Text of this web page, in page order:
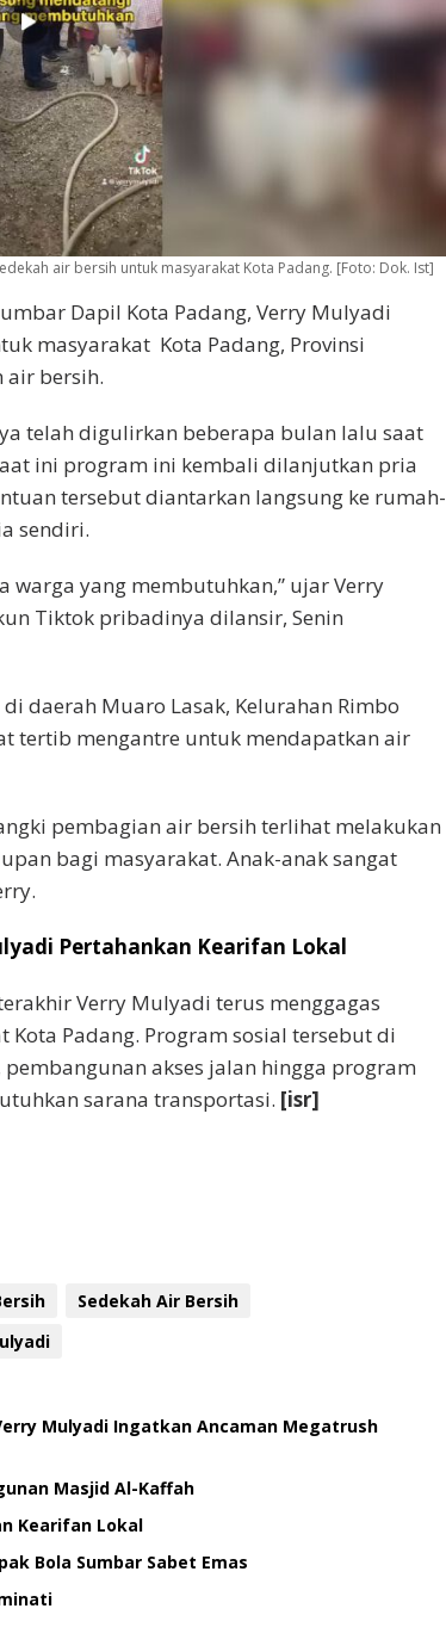
air bersih untuk masyarakat Kota Padang. [Foto: Dok. Ist]
Dapil Kota Padang, Verry Mulyadi
masyarakat Kota Padang, Provinsi
air bersih.
telah digulirkan beberapa bulan lalu saat
ini program ini kembali dilanjutkan pria
tersebut diantarkan langsung ke rumah-
sendiri.
warga yang membutuhkan,” ujar Verry
Tiktok pribadinya dilansir, Senin
daerah Muaro Lasak, Kelurahan Rimbo
tertib mengantre untuk mendapatkan air
pembagian air bersih terlihat melakukan
bagi masyarakat. Anak-anak sangat
Pertahankan Kearifan Lokal
Verry Mulyadi terus menggagas
Padang. Program sosial tersebut di
akses jalan hingga program
sarana transportasi. [isr]
Sedekah Air Bersih
Mulyadi Ingatkan Ancaman Megatrush
Masjid Al-Kaffah
Kearifan Lokal
Bola Sumbar Sabet Emas